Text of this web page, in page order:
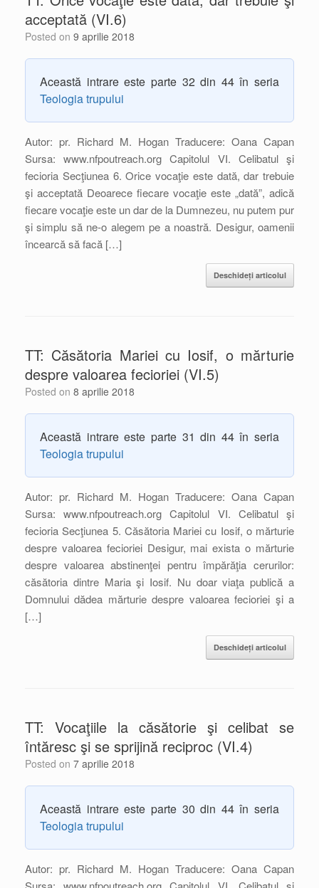
acceptată (VI.6)
Posted on 9 aprilie 2018
Această intrare este parte 32 din 44 în seria
Teologia trupului
Autor: pr. Richard M. Hogan Traducere: Oana Capan
Sursa: www.nfpoutreach.org Capitolul VI. Celibatul şi
fecioria Secţiunea 6. Orice vocaţie este dată, dar trebuie
şi acceptată Deoarece fiecare vocaţie este „dată”, adică
fiecare vocaţie este un dar de la Dumnezeu, nu putem pur
şi simplu să ne-o alegem pe a noastră. Desigur, oamenii
încearcă să facă […]
Deschideți articolul
TT: Căsătoria Mariei cu Iosif, o mărturie
despre valoarea fecioriei (VI.5)
Posted on 8 aprilie 2018
Această intrare este parte 31 din 44 în seria
Teologia trupului
Autor: pr. Richard M. Hogan Traducere: Oana Capan
Sursa: www.nfpoutreach.org Capitolul VI. Celibatul şi
fecioria Secţiunea 5. Căsătoria Mariei cu Iosif, o mărturie
despre valoarea fecioriei Desigur, mai exista o mărturie
despre valoarea abstinenţei pentru împărăţia cerurilor:
căsătoria dintre Maria şi Iosif. Nu doar viaţa publică a
Domnului dădea mărturie despre valoarea fecioriei şi a
[…]
Deschideți articolul
TT: Vocaţiile la căsătorie şi celibat se
întăresc şi se sprijină reciproc (VI.4)
Posted on 7 aprilie 2018
Această intrare este parte 30 din 44 în seria
Teologia trupului
Autor: pr. Richard M. Hogan Traducere: Oana Capan